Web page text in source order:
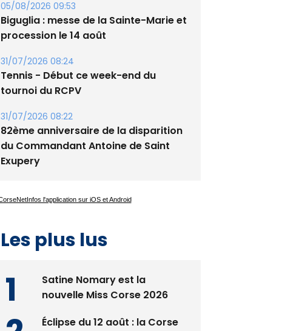
stade de San Benedetto
05/08/2026 09:53
procession le 14 août
31/07/2026 08:24
tournoi du RCPV
31/07/2026 08:22
82ème anniversaire de la disparition
nouvelle Miss Corse 2026